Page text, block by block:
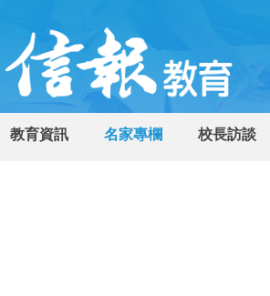
教育資訊 名家專欄 校長訪談